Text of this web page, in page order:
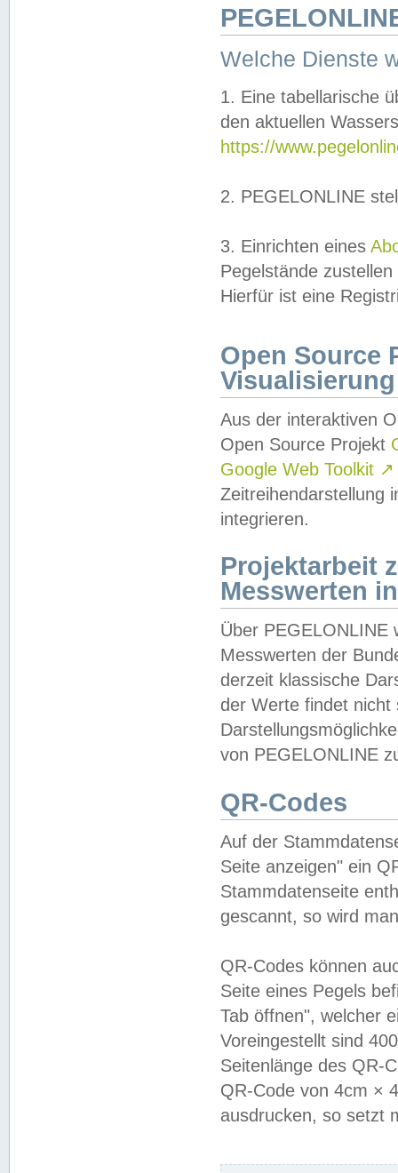
Welche Dienste
1. Eine tabellarische
den aktuellen
https://
2. PEGELONLINE
3. Einrichten eines
Pegelstände
Hierfür ist eine
Open Source
Visualisierung
Aus der interaktiven
Open Source Projekt
Google Web Toolkit ↗
Zeitreihendarstellung
integrieren.
Projektarbeit
Messwerten
Über PEGELONLINE
Messwerten der
derzeit klassische
der Werte findet
von PEGELONLINE
QR-Codes
Auf der
Seite anzeigen" ein
Stammdatenseite
gescannt, so wird
QR-Codes können
Seite eines Pegels
Tab öffnen", welcher
Voreingestellt sind
Seitenlänge des QR-
QR-Code von 4cm ×
ausdrucken, so setzt